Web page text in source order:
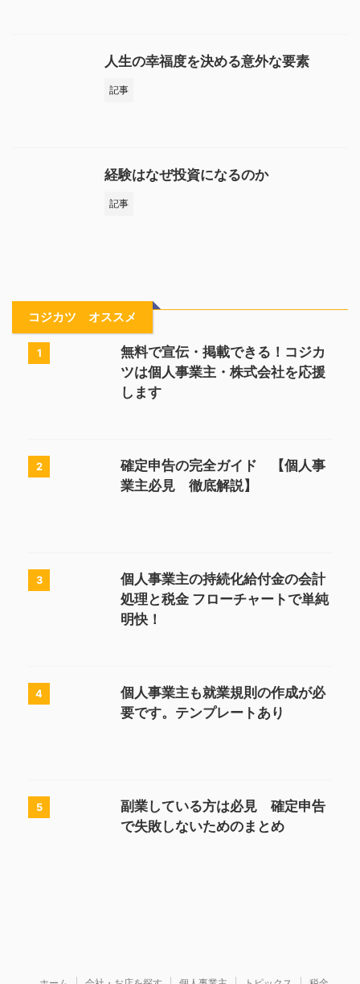
人生の幸福度を決める意外な要素
記事
経験はなぜ投資になるのか
記事
コジカツ オススメ
1
無料で宣伝・掲載できる！コジカ
ツは個人事業主・株式会社を応援
します
2
確定申告の完全ガイド 【個人事
業主必見 徹底解説】
3
個人事業主の持続化給付金の会計
処理と税金 フローチャートで単純
明快！
4
個人事業主も就業規則の作成が必
要です。テンプレートあり
5
副業している方は必見 確定申告
で失敗しないためのまとめ